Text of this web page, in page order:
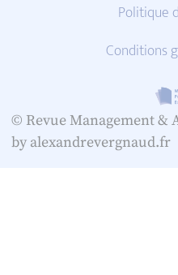
Politique
Conditions
© Revue Management &
by alexandrevergnaud.fr